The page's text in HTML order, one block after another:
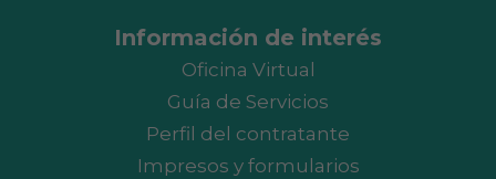
Información de interés
Oficina Virtual
Guía de Servicios
Perfil del contratante
Impresos y formularios